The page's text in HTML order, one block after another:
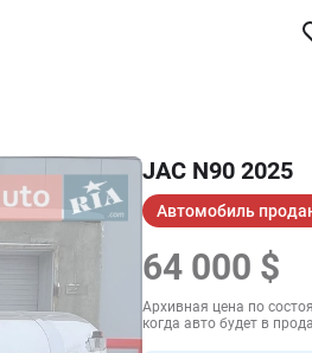
JAC N90 2025
Автомобиль
64 000 $
Архивная цена по
когда авто будет в